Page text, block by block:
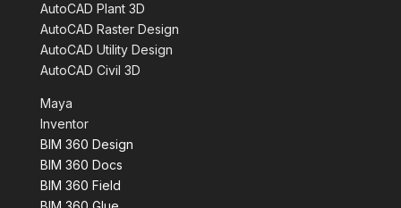
AutoCAD Plant 3D
AutoCAD Raster Design
AutoCAD Utility Design
AutoCAD Civil 3D
Maya
Inventor
BIM 360 Design
BIM 360 Docs
BIM 360 Field